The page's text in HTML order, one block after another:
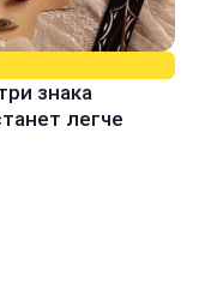
знака
легче